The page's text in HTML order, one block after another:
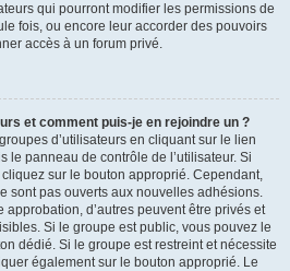
qui pourront modifier les permissions de
fois, ou encore leur accorder des pouvoirs
accès à un forum privé.
et comment puis-je en rejoindre un ?
d’utilisateurs en cliquant sur le lien
le panneau de contrôle de l’utilisateur. Si
sur le bouton approprié. Cependant,
sont pas ouverts aux nouvelles adhésions.
d’autres peuvent être privés et
Si le groupe est public, vous pouvez le
dédié. Si le groupe est restreint et nécessite
également sur le bouton approprié. Le